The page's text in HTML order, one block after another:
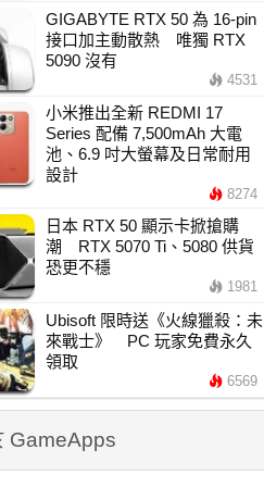
GIGABYTE RTX 50 為 16-pin
接口加主動散熱 唯獨 RTX
5090 沒有
4531
小米推出全新 REDMI 17
Series 配備 7,500mAh 大電
池、6.9 吋大螢幕及日常耐用
設計
8274
日本 RTX 50 顯示卡掀搶購
潮 RTX 5070 Ti、5080 供貨
恐更不穩
1981
Ubisoft 限時送《火線獵殺：未
來戰士》 PC 玩家免費永久
領取
6569
GameApps